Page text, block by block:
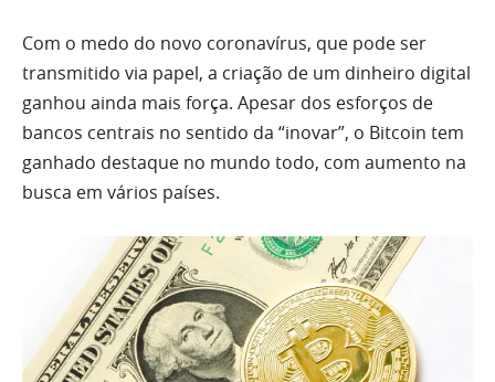
Com o medo do novo coronavírus, que pode ser
transmitido via papel, a criação de um dinheiro digital
ganhou ainda mais força. Apesar dos esforços de
bancos centrais no sentido da “inovar”, o Bitcoin tem
ganhado destaque no mundo todo, com aumento na
busca em vários países.